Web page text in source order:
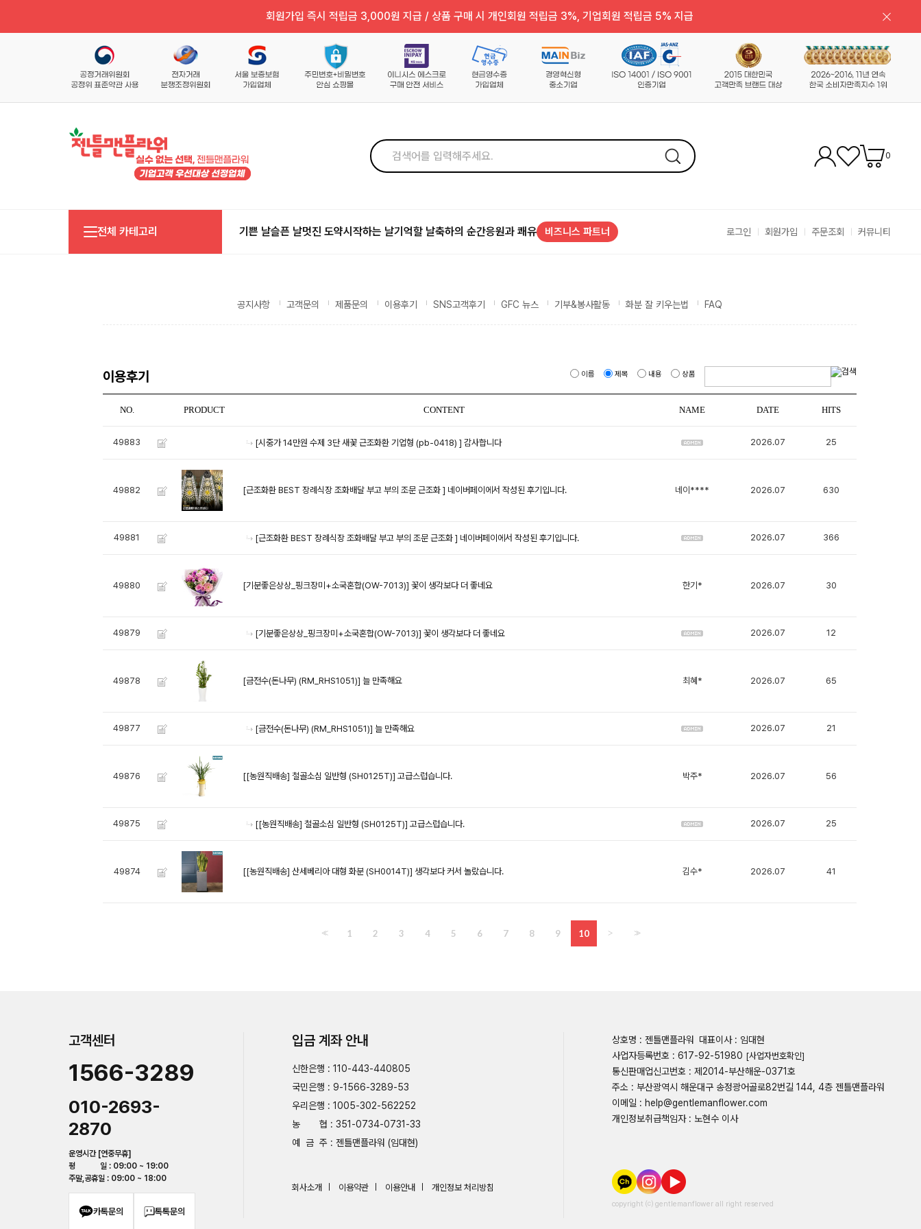
회원가입 즉시 적립금 3,000원 지급 / 상품 구매 시 개인회원 적립금 3%, 기업회원 적립금 5% 지급
0
전체 카테고리 기쁜 날슬픈 날멋진 도약시작하는 날기억할 날축하의 순간응원과 쾌유 비즈니스 파트너 로그인 회원가입 주문조회 커뮤니티
공지사항 고객문의 제품문의 이용후기 SNS고객후기 GFC 뉴스 기부&봉사활동 화분 잘 키우는법 FAQ
이용후기 이름 제목 내용 상품
NO. PRODUCT CONTENT NAME DATE HITS
49883 [시중가 14만원 수제 3단 새꽃 근조화환 기업형 (pb-0418) ] 감사합니다 2026.07 25
49882 [근조화환 BEST 장례식장 조화배달 부고 부의 조문 근조화 ] 네이버페이에서 작성된 후기입니다. 네이**** 2026.07 630
49881 [근조화환 BEST 장례식장 조화배달 부고 부의 조문 근조화 ] 네이버페이에서 작성된 후기입니다. 2026.07 366
49880 [기분좋은상상_핑크장미+소국혼합(OW-7013)] 꽃이 생각보다 더 좋네요 한기* 2026.07 30
49879 [기분좋은상상_핑크장미+소국혼합(OW-7013)] 꽃이 생각보다 더 좋네요 2026.07 12
49878 [금전수(돈나무) (RM_RHS1051)] 늘 만족해요 최혜* 2026.07 65
49877 [금전수(돈나무) (RM_RHS1051)] 늘 만족해요 2026.07 21
49876 [[농원직배송] 철골소심 일반형 (SH0125T)] 고급스럽습니다. 박주* 2026.07 56
49875 [[농원직배송] 철골소심 일반형 (SH0125T)] 고급스럽습니다. 2026.07 25
49874 [[농원직배송] 산세베리아 대형 화분 (SH0014T)] 생각보다 커서 놀랐습니다. 김수* 2026.07 41
<< 1 2 3 4 5 6 7 8 9 10 > >>
고객센터
1566-3289
010-2693-
2870
운영시간 [연중무휴]
평 일 : 09:00 ~ 19:00
주말,공휴일 : 09:00 ~ 18:00
카톡문의 톡톡문의
입금 계좌 안내
신한은행 : 110-443-440805
국민은행 : 9-1566-3289-53
우리은행 : 1005-302-562252
농 협 : 351-0734-0731-33
예 금 주 : 젠틀맨플라워 (임대현)
회사소개 이용약관 이용안내 개인정보 처리방침
상호명 : 젠틀맨플라워
대표이사 : 임대현
사업자등록번호 : 617-92-51980 [사업자번호확인]
통신판매업신고번호 : 제2014-부산해운-0371호
주소 : 부산광역시 해운대구 송정광어골로82번길 144, 4층 젠틀맨플라워
이메일 : help@gentlemanflower.com
개인정보취급책임자 : 노현수 이사
copyright ⒞ gentlemanflower all right reserved